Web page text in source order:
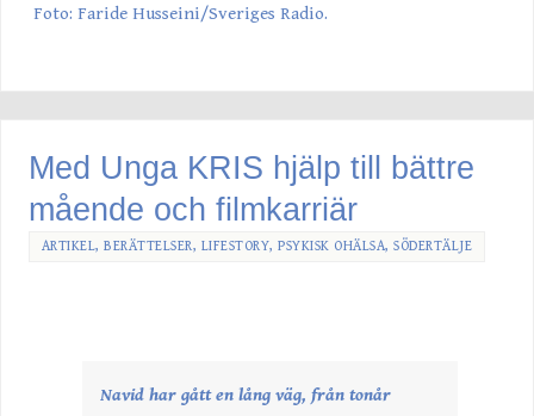
Foto: Faride Husseini/Sveriges Radio.
Med Unga KRIS hjälp till bättre
mående och filmkarriär
ARTIKEL,BERÄTTELSER, LIFESTORY,PSYKISK OHÄLSA,SÖDERTÄLJE
Navid har gått en lång väg, från tonår